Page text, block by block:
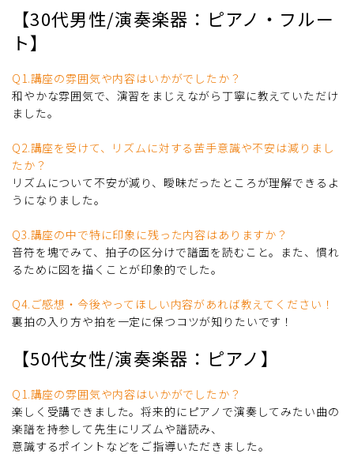
【30代男性/演奏楽器：ピアノ・フルー
ト】
Q1.講座の雰囲気や内容はいかがでしたか？
和やかな雰囲気で、演習をまじえながら丁寧に教えていただけ
ました。
Q2.講座を受けて、リズムに対する苦手意識や不安は減りまし
たか？
リズムについて不安が減り、曖昧だったところが理解できるよ
うになりました。
Q3.講座の中で特に印象に残った内容はありますか？
音符を塊でみて、拍子の区分けで譜面を読むこと。また、慣れ
るために図を描くことが印象的でした。
Q4.ご感想・今後やってほしい内容があれば教えてください！
裏拍の入り方や拍を一定に保つコツが知りたいです！
【50代女性/演奏楽器：ピアノ】
Q1.講座の雰囲気や内容はいかがでしたか？
楽しく受講できました。将来的にピアノで演奏してみたい曲の
楽譜を持参して先生にリズムや譜読み、
意識するポイントなどをご指導いただきました。